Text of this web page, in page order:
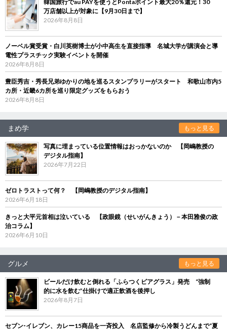
韓国旅行でau PAYを使うとPontaポイント最大20％還元！30
万店舗以上が対象に【9月30日まで】
2026年8月8日
ノーベル賞受賞・白川英樹博士が小中高生を直接指導 名城大学が講演会と導
電性プラスチック実験イベントを開催
2026年8月8日
豊臣秀吉・秀長兄弟ゆかりの地を巡るスタンプラリーがスタート 和歌山市内5
カ所・近畿6カ所を巡り限定グッズをもらおう
2026年8月8日
まめ学 もっと見る
写真に埋まっている位置情報はおっかないのか 【岡嶋教授の
デジタル指南】
2026年7月22日
ゼロトラストって何？ 【岡嶋教授のデジタル指南】
2026年6月18日
きっと大平元首相は泣いている 【政眼鏡（せいがんきょう）－本田雅俊の政
治コラム】
2026年6月10日
グルメ もっと見る
ビールだけ飲むと倒れる「ふらつくビアグラス」発売 “強制
的に水を飲む”仕掛けで適正飲酒を後押し
2026年8月7日
セブン‐イレブン、カレー15商品を一斉投入 名店監修から冷製うどんまで“夏